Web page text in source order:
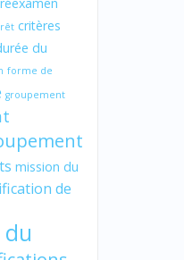
critères
du
forme de
groupement
mission du
de